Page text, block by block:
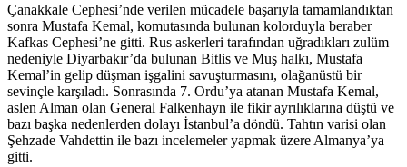
Çanakkale Cephesi’nde verilen mücadele başarıyla tamamlandıktan
sonra Mustafa Kemal, komutasında bulunan kolorduyla beraber
Kafkas Cephesi’ne gitti. Rus askerleri tarafından uğradıkları zulüm
nedeniyle Diyarbakır’da bulunan Bitlis ve Muş halkı, Mustafa
Kemal’in gelip düşman işgalini savuşturmasını, olağanüstü bir
sevinçle karşıladı. Sonrasında 7. Ordu’ya atanan Mustafa Kemal,
aslen Alman olan General Falkenhayn ile fikir ayrılıklarına düştü ve
bazı başka nedenlerden dolayı İstanbul’a döndü. Tahtın varisi olan
Şehzade Vahdettin ile bazı incelemeler yapmak üzere Almanya’ya
gitti.